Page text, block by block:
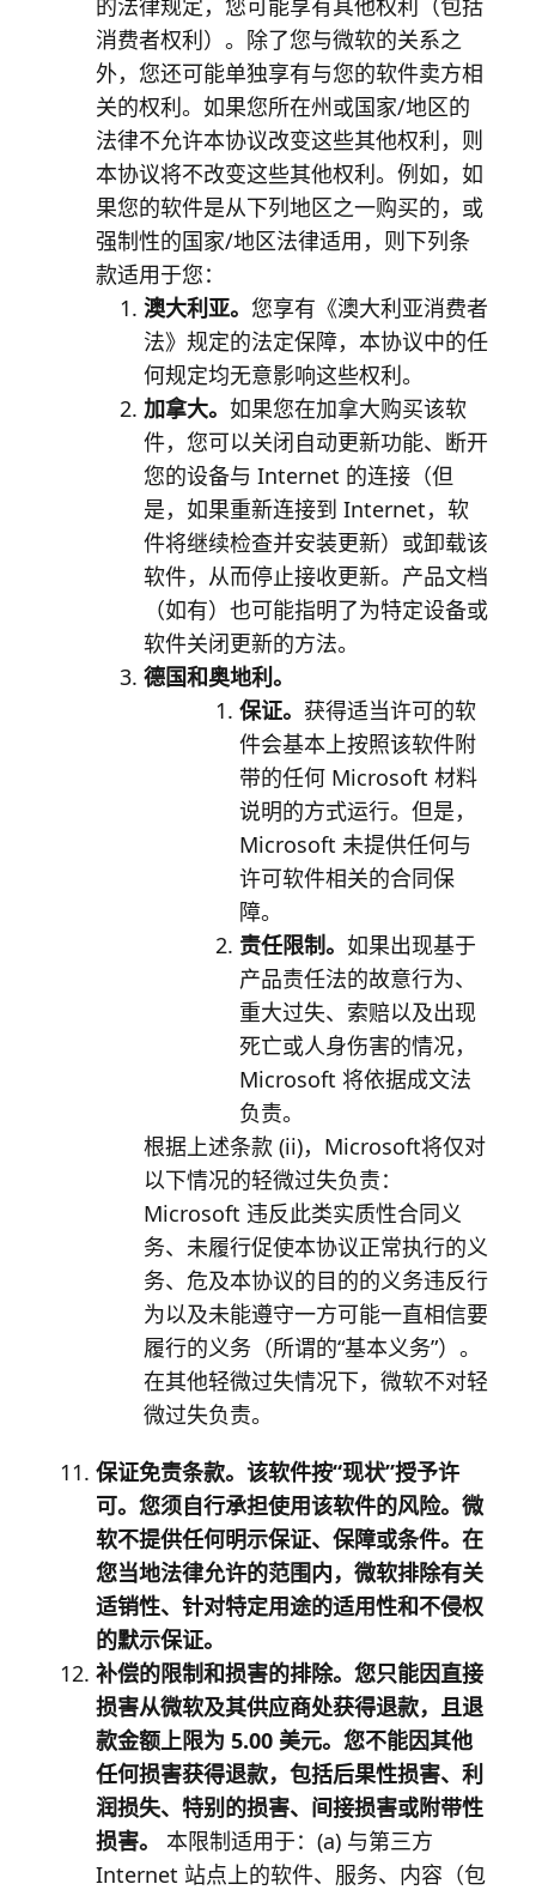
的法律规定，您可能享有其他权利（包括
消费者权利）。除了您与微软的关系之
外，您还可能单独享有与您的软件卖方相
关的权利。如果您所在州或国家/地区的
法律不允许本协议改变这些其他权利，则
本协议将不改变这些其他权利。例如，如
果您的软件是从下列地区之一购买的，或
强制性的国家/地区法律适用，则下列条
款适用于您：
澳大利亚。 您享有《澳大利亚消费者
法》规定的法定保障，本协议中的任
何规定均无意影响这些权利。
加拿大。 如果您在加拿大购买该软
件，您可以关闭自动更新功能、断开
您的设备与 Internet 的连接（但
是，如果重新连接到 Internet，软
件将继续检查并安装更新）或卸载该
软件，从而停止接收更新。产品文档
（如有）也可能指明了为特定设备或
软件关闭更新的方法。
德国和奥地利。
保证。 获得适当许可的软
件会基本上按照该软件附
带的任何 Microsoft 材料
说明的方式运行。但是，
Microsoft 未提供任何与
许可软件相关的合同保
障。
责任限制。 如果出现基于
产品责任法的故意行为、
重大过失、索赔以及出现
死亡或人身伤害的情况，
Microsoft 将依据成文法
负责。
根据上述条款 (ii)，Microsoft将仅对
以下情况的轻微过失负责：
Microsoft 违反此类实质性合同义
务、未履行促使本协议正常执行的义
务、危及本协议的目的的义务违反行
为以及未能遵守一方可能一直相信要
履行的义务（所谓的“基本义务”）。
在其他轻微过失情况下，微软不对轻
微过失负责。
保证免责条款。该软件按“现状”授予许
可。您须自行承担使用该软件的风险。微
软不提供任何明示保证、保障或条件。在
您当地法律允许的范围内，微软排除有关
适销性、针对特定用途的适用性和不侵权
的默示保证。
补偿的限制和损害的排除。您只能因直接
损害从微软及其供应商处获得退款，且退
款金额上限为 5.00 美元。您不能因其他
任何损害获得退款，包括后果性损害、利
润损失、特别的损害、间接损害或附带性
损害。
本限制适用于：(a) 与第三方
Internet 站点上的软件、服务、内容（包